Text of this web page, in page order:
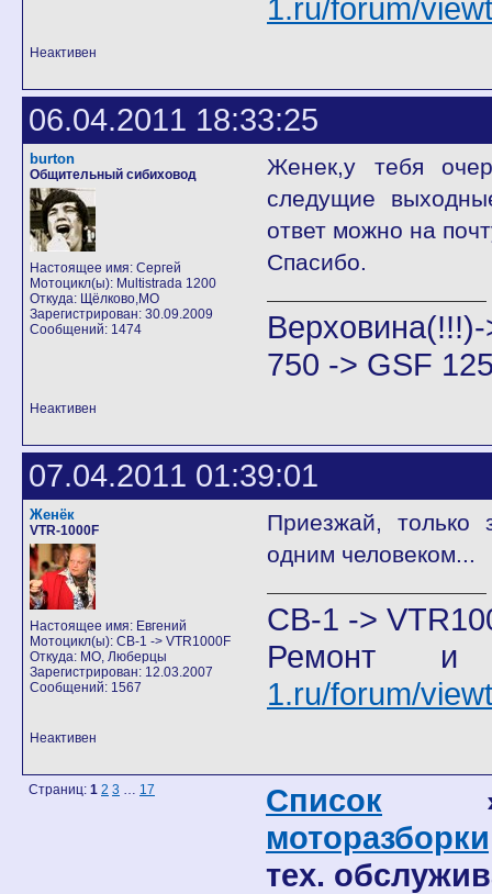
1.ru/forum/
Неактивен
06.04.2011 18:33:25
burton
Общительный сибиховод
Настоящее имя: Сергей
Мотоцикл(ы): Multistrada 1200
Откуда: Щёлково,МО
Зарегистрирован: 30.09.2009
Сообщений: 1474
Женек,у тебя
следущие
ответ можно на
Спасибо.
750 -> GSF
Неактивен
07.04.2011 01:39:01
Женёк
VTR-1000F
Настоящее имя: Евгений
Мотоцикл(ы): CB-1 -> VTR1000F
Откуда: МО, Люберцы
Зарегистрирован: 12.03.2007
Сообщений: 1567
Приезжай, только
одним человеком...
CB-1 ->
Ремонт и
1.ru/forum/
Неактивен
Страниц: 1 2 3 … 17 Список
тех.